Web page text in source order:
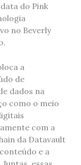
do Pink
no Beverly
a
de
dados na
como o meio
com a
da Datavault
e a